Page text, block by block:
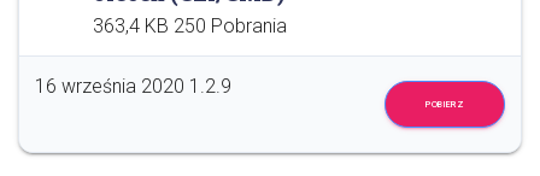
363,4 KB 250 Pobrania
16 września 2020 1.2.9
POBIERZ